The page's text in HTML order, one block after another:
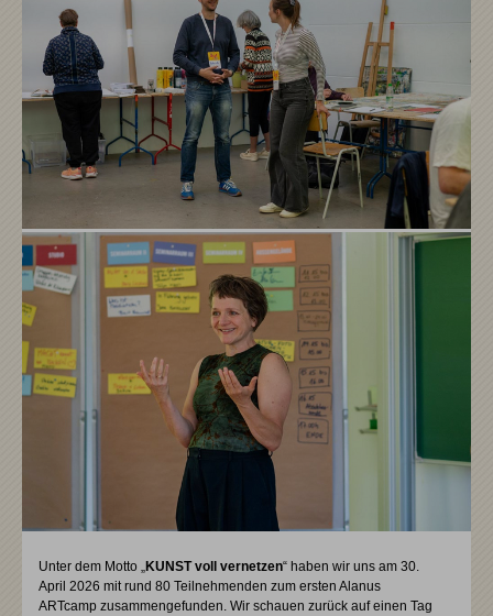
Unter dem Motto „KUNST voll vernetzen“ haben wir uns am 30.
April 2026 mit rund 80 Teilnehmenden zum ersten Alanus
ARTcamp zusammengefunden. Wir schauen zurück auf einen Tag